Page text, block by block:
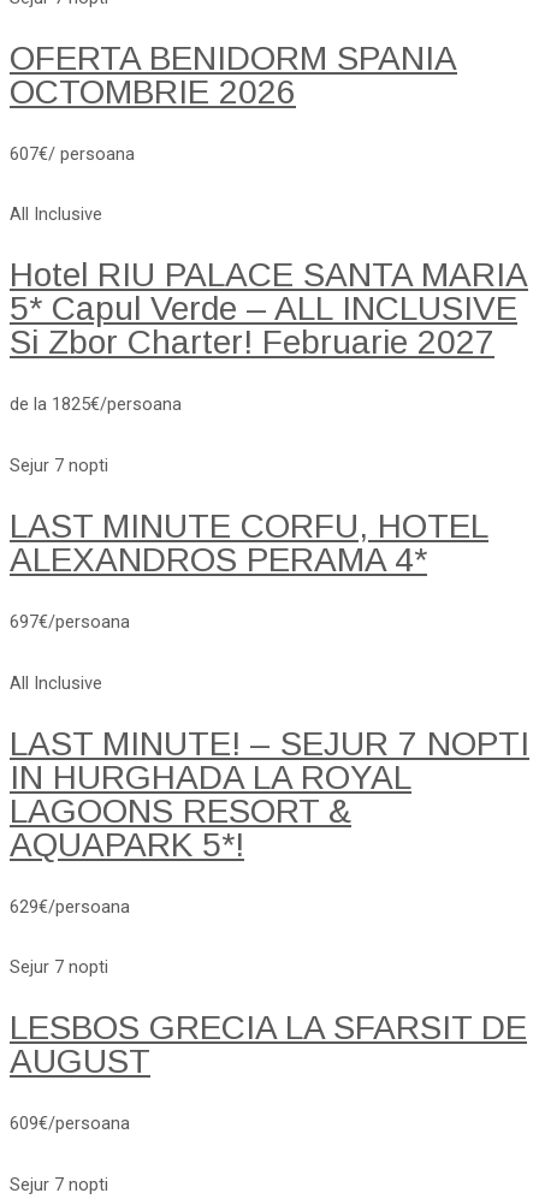
OFERTA BENIDORM SPANIA
OCTOMBRIE 2026
607€/ persoana
All Inclusive
Hotel RIU PALACE SANTA MARIA
5* Capul Verde – ALL INCLUSIVE
Si Zbor Charter! Februarie 2027
de la 1825€/persoana
Sejur 7 nopti
LAST MINUTE CORFU, HOTEL
ALEXANDROS PERAMA 4*
697€/persoana
All Inclusive
LAST MINUTE! – SEJUR 7 NOPTI
IN HURGHADA LA ROYAL
LAGOONS RESORT &
AQUAPARK 5*!
629€/persoana
Sejur 7 nopti
LESBOS GRECIA LA SFARSIT DE
AUGUST
609€/persoana
Sejur 7 nopti